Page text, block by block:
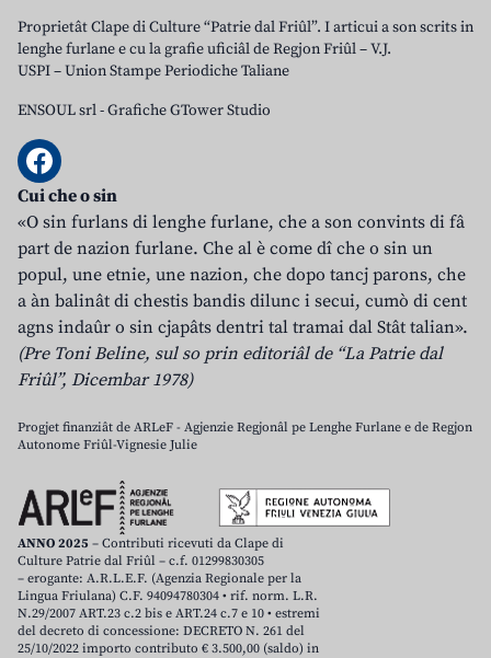
Proprietât Clape di Culture “Patrie dal Friûl”. I articui a son scrits in
lenghe furlane e cu la grafie uficiâl de Regjon Friûl – V.J.
USPI – Union Stampe Periodiche Taliane
ENSOUL srl-Grafiche GTower Studio
Cui che o sin
«O sin furlans di lenghe furlane, che a son convints di fâ
part de nazion furlane. Che al è come dî che o sin un
popul, une etnie, une nazion, che dopo tancj parons, che
a àn balinât di chestis bandis dilunc i secui, cumò di cent
agns indaûr o sin cjapâts dentri tal tramai dal Stât talian».
(Pre Toni Beline, sul so prin editoriâl de “La Patrie dal
Friûl”, Dicembar 1978)
Progjet finanziât de ARLeF - Agjenzie Regjonâl pe Lenghe Furlane e de Regjon
Autonome Friûl-Vignesie Julie
ANNO 2025 – Contributi ricevuti da Clape di
Culture Patrie dal Friûl – c.f. 01299830305
– erogante: A.R.L.E.F. (Agenzia Regionale per la
Lingua Friulana) C.F. 94094780304 • rif. norm. L.R.
N.29/2007 ART.23 c.2 bis e ART.24 c.7 e 10 • estremi
del decreto di concessione: DECRETO N. 261 del
25/10/2022 importo contributo € 3.500,00 (saldo) in